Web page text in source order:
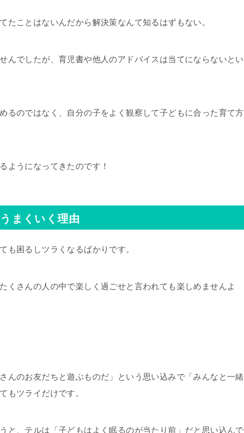
たことはないんだから解決策なんて知るはずもない。
んでしたが、育児書や他人のアドバイスは当てにならないとい
るのではなく、自分の子をよく観察して子どもに合った育て方
ようになってきたのです！
まくいく理由
も困るしツラくなるばかりです。
くさんの人の中で楽しく過ごせと言われても楽しめませんよ
んのお友だちと遊ぶものだ」という思い込みで「みんなと一緒
もツライだけです。
と、テルは「子どもはよく眠るのが当たり前」だと思い込んで